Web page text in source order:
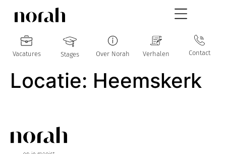
Vacatures Stages Over Norah Verhalen Contact
Locatie: Heemskerk